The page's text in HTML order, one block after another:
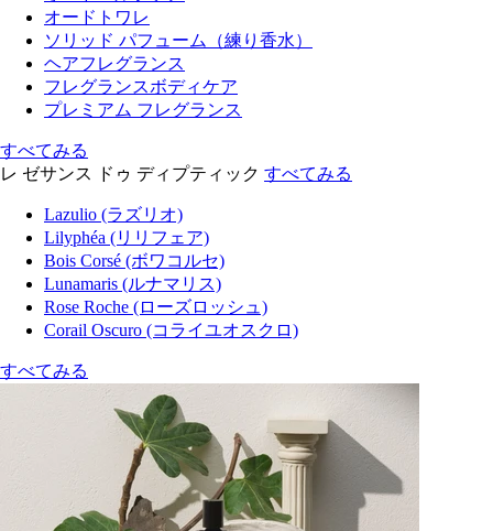
オードトワレ
ソリッド パフューム（練り香水）
ヘアフレグランス
フレグランスボディケア
プレミアム フレグランス
すべてみる
レ ゼサンス ドゥ ディプティック すべてみる
Lazulio (ラズリオ)
Lilyphéa (リリフェア)
Bois Corsé (ボワコルセ)
Lunamaris (ルナマリス)
Rose Roche (ローズロッシュ)
Corail Oscuro (コライユオスクロ)
すべてみる